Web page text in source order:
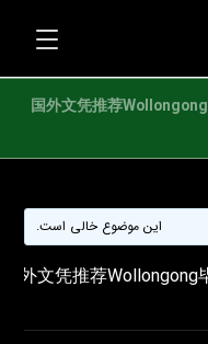
国外文凭推荐Wollongong
این موضوع خالی است.